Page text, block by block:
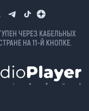
ЧЕРЕЗ КАБЕЛЬНЫХ
НА 11-Й КНОПКЕ.